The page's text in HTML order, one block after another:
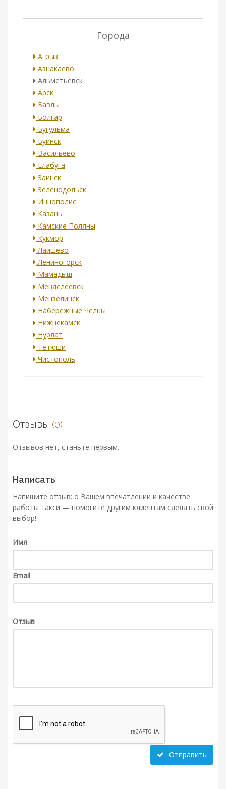
Города
Агрыз
Азнакаево
Альметьевск
Арск
Бавлы
Болгар
Бугульма
Буинск
Васильево
Елабуга
Заинск
Зеленодольск
Иннополис
Казань
Камские Поляны
Кукмор
Лаишево
Лениногорск
Мамадыш
Менделеевск
Мензелинск
Набережные Челны
Нижнекамск
Нурлат
Тетюши
Чистополь
Отзывы (0)
Отзывов нет, станьте первым.
Написать
Напишите отзыв: о Вашем впечатлении и качестве
работы такси — помогите другим клиентам сделать свой
выбор!
Имя
Email
Отзыв
Отправить